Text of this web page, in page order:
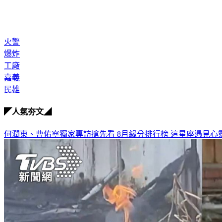
火警
爆炸
工廠
嘉義
民雄
◤人氣夯文◢
何潤東、曹佑寧獨家專訪搶先看 8月緣分排行榜 這星座遇見心